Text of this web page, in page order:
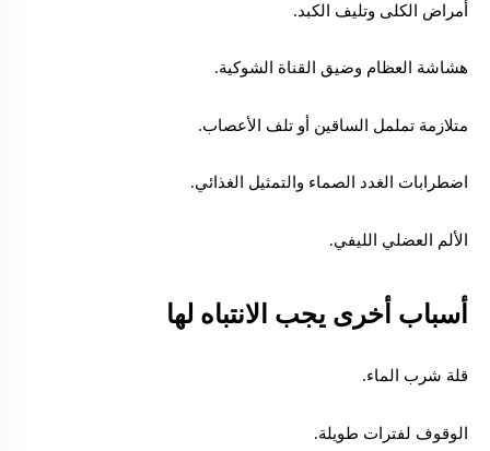
أمراض الكلى وتليف الكبد.
هشاشة العظام وضيق القناة الشوكية.
متلازمة تململ الساقين أو تلف الأعصاب.
اضطرابات الغدد الصماء والتمثيل الغذائي.
الألم العضلي الليفي.
أسباب أخرى يجب الانتباه لها
قلة شرب الماء.
الوقوف لفترات طويلة.